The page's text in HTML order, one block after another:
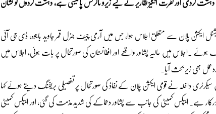
پلان سے متعلق اجلاس ہوا، جس میں آرمی چیف جنرل قمر جاوید باجوہ، ڈی جی آئی
۔اجلاس میں حالیہ پشاور واقعے اور افغانستان کی صورتحال پر بات ہوئی، اجلاس میں
بھی زیر بحث آیا۔
داخلہ نے قومی ایکشن پلان کے نفاذ کی صورتحال پر تفصیلی بریفنگ دیتے ہوئے کہا
ہے۔ ایپکس کمیٹی کی جانب سے پشاور دھماکے کی شدید مذمت کی گئی، اور ایپکس کمیٹی